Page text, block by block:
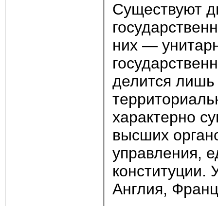
Существуют
них —
делится
характерно
высших
управления,
конституции.
Англия,